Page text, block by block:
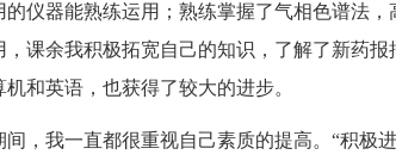
仪器能熟练运用；熟练掌握了气相色谱法
课余我积极拓宽自己的知识，了解了新药
和英语，也获得了较大的进步。
我一直都很重视自己素质的提高。“积极进